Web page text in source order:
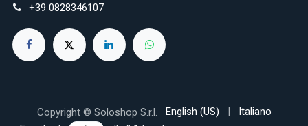
+39 0828346107
Copyright © Soloshop S.r.l. English (US) |
Italiano